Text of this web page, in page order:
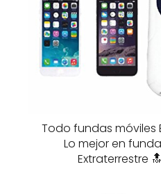
Todo fundas móviles
Lo mejor en
Extraterrestre